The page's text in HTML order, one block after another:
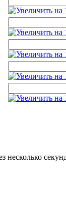
несколько